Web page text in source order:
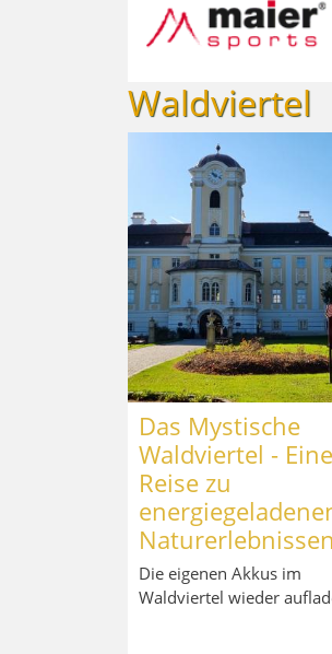
Waldviertel
Das Mystische
Waldviertel - Eine
Reise zu
Naturerlebnissen
Die eigenen Akkus im
Waldviertel wieder